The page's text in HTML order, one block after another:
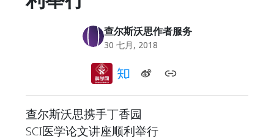
查尔斯沃思作者服务
30 七月, 2018
查尔斯沃思携手丁香园
SCI医学论文讲座顺利举行